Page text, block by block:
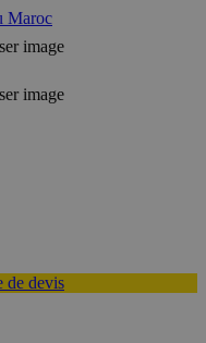
de devis